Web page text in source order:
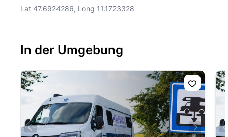
Lat 47.6924286, Long 11.1723328
In der Umgebung